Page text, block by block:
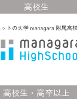
高校生
高校生・高卒以上